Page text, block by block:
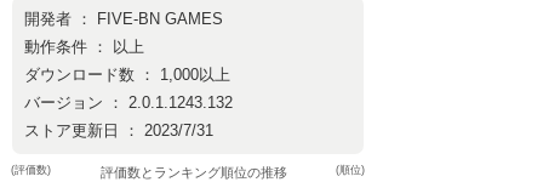
開発者 ：
FIVE-BN GAMES
動作条件 ： 以上
ダウンロード数 ： 1,000以上
バージョン ： 2.0.1.1243.132
ストア更新日 ： 2023/7/31
(評価数) 評価数とランキング順位の推移 (順位)